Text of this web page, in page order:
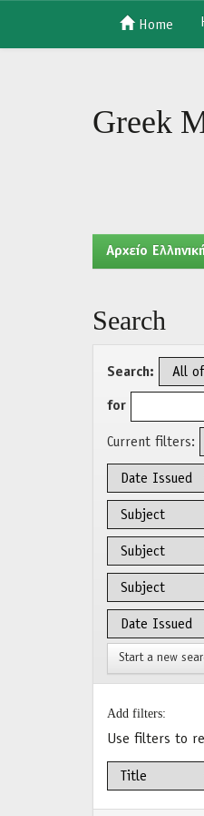
Home
Greek
Aρχείο
Search
Search:
for
Current filters:
Start a new
Add filters:
Use filters to